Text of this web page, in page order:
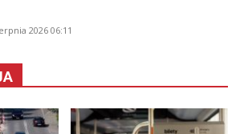
2026 06:11